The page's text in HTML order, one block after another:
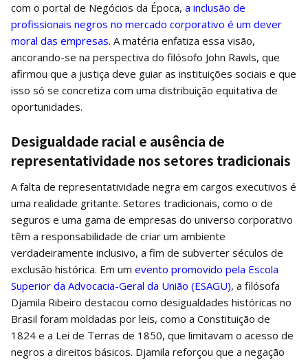
com o portal de Negócios da Época, a inclusão de
profissionais negros no mercado corporativo é um dever
moral das empresas. A matéria enfatiza essa visão,
ancorando-se na perspectiva do filósofo John Rawls, que
afirmou que a justiça deve guiar as instituições sociais e que
isso só se concretiza com uma distribuição equitativa de
oportunidades.
Desigualdade racial e ausência de
representatividade nos setores tradicionais
A falta de representatividade negra em cargos executivos é
uma realidade gritante. Setores tradicionais, como o de
seguros e uma gama de empresas do universo corporativo
têm a responsabilidade de criar um ambiente
verdadeiramente inclusivo, a fim de subverter séculos de
exclusão histórica. Em um evento promovido pela Escola
Superior da Advocacia-Geral da União (ESAGU), a filósofa
Djamila Ribeiro destacou como desigualdades históricas no
Brasil foram moldadas por leis, como a Constituição de
1824 e a Lei de Terras de 1850, que limitavam o acesso de
negros a direitos básicos. Djamila reforçou que a negação